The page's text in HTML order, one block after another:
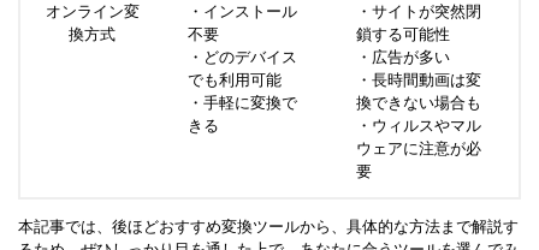
オンライン変
換方式
・インストール
不要
・どのデバイス
でも利用可能
・手軽に変換で
きる
・サイトが突然閉
鎖する可能性
・広告が多い
・長時間動画は変
換できない場合も
・ウィルスやマル
ウェアに注意が必
要
本記事では、後ほどおすすめ変換ツールから、具体的な方法まで解説す